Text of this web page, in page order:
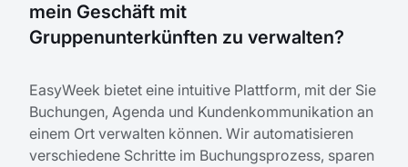
mein Geschäft mit
Gruppenunterkünften zu verwalten?
EasyWeek bietet eine intuitive Plattform, mit der Sie
Buchungen, Agenda und Kundenkommunikation an
einem Ort verwalten können. Wir automatisieren
verschiedene Schritte im Buchungsprozess, sparen